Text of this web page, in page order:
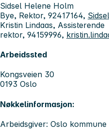
Sidsel Helene Holm
Bye, Rektor, 92417164,
Kristin Lindaas, Assisterende
rektor, 94159996,
Arbeidssted
Kongsveien 30
0193 Oslo
Nøkkelinformasjon:
Arbeidsgiver: Oslo kommune